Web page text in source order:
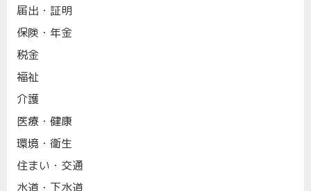
届出・証明
保険・年金
税金
福祉
介護
医療・健康
環境・衛生
住まい・交通
水道・下水道